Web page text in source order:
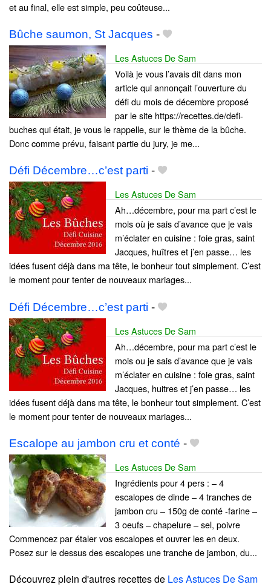
et au final, elle est simple, peu coûteuse...
Bûche saumon, St Jacques -
Les Astuces De Sam
Voilà je vous l’avais dit dans mon
article qui annonçait l’ouverture du
défi du mois de décembre proposé
par le site https://recettes.de/defi-
buches qui était, je vous le rappelle, sur le thème de la bûche.
Donc comme prévu, faisant partie du jury, je me...
Défi Décembre…c’est parti -
Les Astuces De Sam
Ah…décembre, pour ma part c’est le
mois où je sais d’avance que je vais
m’éclater en cuisine : foie gras, saint
Jacques, huîtres et j’en passe… les
idées fusent déjà dans ma tête, le bonheur tout simplement. C’est
le moment pour tenter de nouveaux mariages...
Défi Décembre…c’est parti -
Les Astuces De Sam
Ah…décembre, pour ma part c’est le
mois ou je sais d’avance que je vais
m’éclater en cuisine : foie gras, saint
Jacques, huitres et j’en passe… les
idées fusent déjà dans ma tête, le bonheur tout simplement. C’est
le moment pour tenter de nouveaux mariages...
Escalope au jambon cru et conté -
Les Astuces De Sam
Ingrédients pour 4 pers : – 4
escalopes de dinde – 4 tranches de
jambon cru – 150g de conté -farine –
3 oeufs – chapelure – sel, poivre
Commencez par étaler vos escalopes et ouvrer les en deux.
Posez sur le dessus des escalopes une tranche de jambon, du...
Découvrez plein d'autres recettes de Les Astuces De Sam